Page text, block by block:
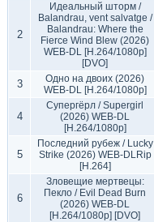
2
Идеальный шторм /
Balandrau, vent salvatge /
Balandrau: Where the
Fierce Wind Blew (2026)
WEB-DL [H.264/1080p]
[DVO]
3
Одно на двоих (2026)
WEB-DL [H.264/1080p]
4
Супергёрл / Supergirl
(2026) WEB-DL
[H.264/1080p]
5
Последний рубеж / Lucky
Strike (2026) WEB-DLRip
[H.264]
6
Зловещие мертвецы:
Пекло / Evil Dead Burn
(2026) WEB-DL
[H.264/1080p] [DVO]